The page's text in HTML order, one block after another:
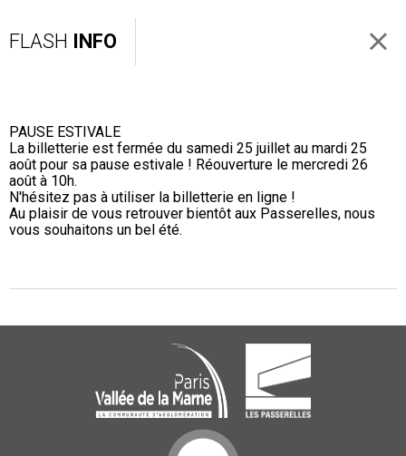
FLASH INFO
PAUSE ESTIVALE
La billetterie est fermée du samedi 25 juillet au mardi 25
août pour sa pause estivale ! Réouverture le mercredi 26
août à 10h.
N'hésitez pas à utiliser la billetterie en ligne !
Au plaisir de vous retrouver bientôt aux Passerelles, nous
vous souhaitons un bel été.